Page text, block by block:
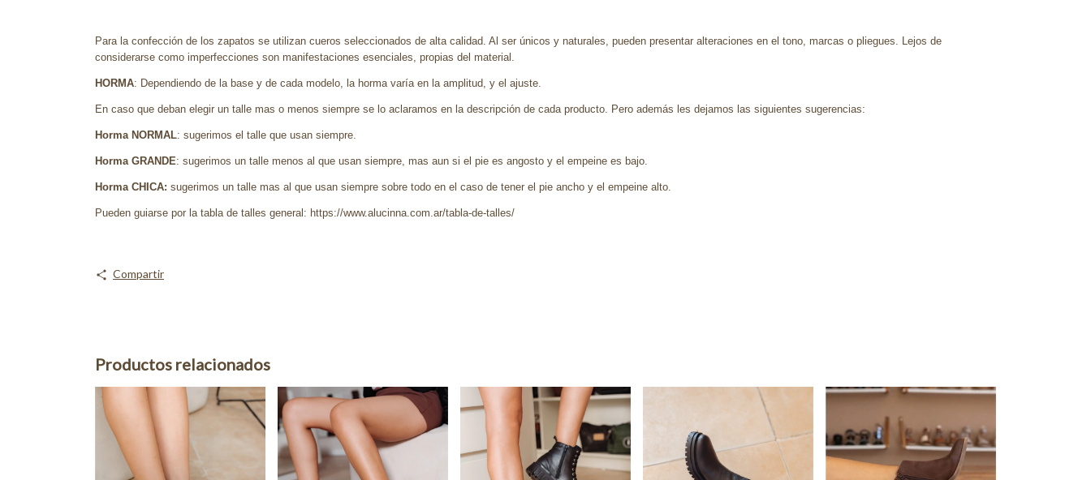
Para la confección de los zapatos se utilizan cueros seleccionados de alta calidad. Al ser únicos y naturales, pueden presentar alteraciones en el tono, marcas o pliegues. Lejos de
considerarse como imperfecciones son manifestaciones esenciales, propias del material.
HORMA: Dependiendo de la base y de cada modelo, la horma varía en la amplitud, y el ajuste.
En caso que deban elegir un talle mas o menos siempre se lo aclaramos en la descripción de cada producto. Pero además les dejamos las siguientes sugerencias:
Horma NORMAL: sugerimos el talle que usan siempre.
Horma GRANDE: sugerimos un talle menos al que usan siempre, mas aun si el pie es angosto y el empeine es bajo.
Horma CHICA: sugerimos un talle mas al que usan siempre sobre todo en el caso de tener el pie ancho y el empeine alto.
Pueden guiarse por la tabla de talles general: https://www.alucinna.com.ar/tabla-de-talles/
Compartir
Productos relacionados